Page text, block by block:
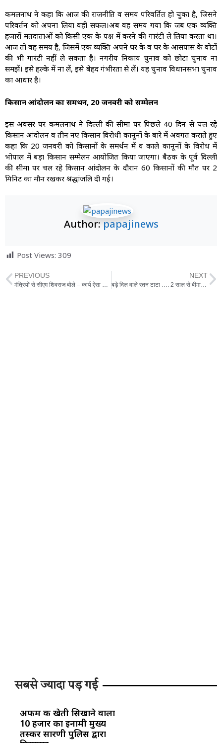
कमलनाथ ने कहा कि आज की राजनीति व समय परिवर्तित हो चुका है, जिसने
परिवर्तन को अपना लिया वही सफल।अब वह समय गया कि जब एक व्यक्ति
हजारों मतदाताओं को किसी एक के पक्ष में करने की गारंटी ले लिया करता था।
आज तो वह समय है, जिसमें एक व्यक्ति अपने घर के व घर के आसपास के वोटों
की भी गारंटी नहीं ले सकता है। नगरीय निकाय चुनाव को छोटा चुनाव ना
समझें। इसे हल्के में ना लें, इसे बेहद गंभीरता से लें। यह चुनाव विधानसभा चुनाव
का आधार है।
किसान आंदोलन का समर्थन, 20 जनवरी को सम्मेलन
इस अवसर पर कमलनाथ ने दिल्ली की सीमा पर पिछले 40 दिन से चल रहे
किसान आंदोलन व तीन नए किसान विरोधी कानूनों के बारे में अवगत कराते हुए
कहा कि 20 जनवरी को किसानों के समर्थन में व काले कानूनों के विरोध में
भोपाल में बड़ा किसान सम्मेलन आयोजित किया जाएगा। बैठक के पूर्व दिल्ली
की सीमा पर चल रहे किसान आंदोलन के दौरान 60 किसानों की मौत पर 2
मिनिट का मौन रखकर श्रद्धांजलि दी गई।
Author:papajinews
Post Views: 309
PREVIOUS
मंत्रियों से सीएम शिवराज बोले – कार्य ऐसा हो कि एक साल बाद लोग मध्य प्रदेश को दें बधाई
NEXT
बड़े दिल वाले रतन टाटा …. 2 साल से बीमार पूर्व कर्मचारी से मिलने मुंबई से पुणे पहुंचे
सबसे ज्यादा पड़ गई
अफीम की खेती सिखाने वाला
10 हजार का इनामी मुख्य
तस्कर सारणी पुलिस द्वारा